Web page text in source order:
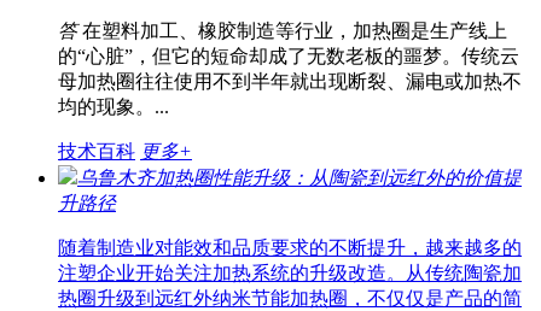
答在塑料加工、橡胶制造等行业，加热圈是生产线上
的“心脏”，但它的短命却成了无数老板的噩梦。传统云
母加热圈往往使用不到半年就出现断裂、漏电或加热不
均的现象。...
技术百科 更多+
乌鲁木齐加热圈性能升级：从陶瓷到远红外的价值提
升路径
随着制造业对能效和品质要求的不断提升，越来越多的
注塑企业开始关注加热系统的升级改造。从传统陶瓷加
热圈升级到远红外纳米节能加热圈，不仅仅是产品的简